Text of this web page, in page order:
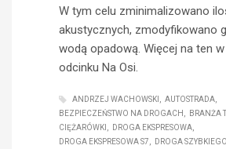
W tym celu zminimalizowano
akustycznych, zmodyfikowano
wodą opadową. Więcej na ten
odcinku Na Osi.
ANDRZEJ WACHOWSKI
AUTOSTRADA
BEZPIECZEŃSTWO NA DROGACH
BRANŻA
CIĘŻARÓWKI
DROGA EKSPRESOWA
DROGA EKSPRESOWA S7
DROGA